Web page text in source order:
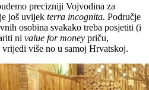
precizniji Vojvodina za
još uvijek terra incognita. Područje
osobina svakako treba posjetiti (i
ni value for money priču,
više no u samoj Hrvatskoj.